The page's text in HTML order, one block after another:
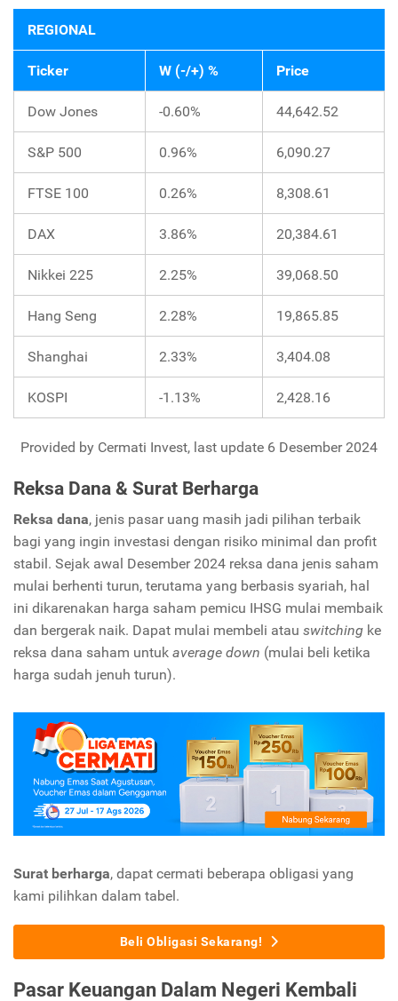
REGIONAL
Ticker W (-/+) % Price
Dow Jones -0.60% 44,642.52
S&P 500 0.96% 6,090.27
FTSE 100 0.26% 8,308.61
DAX 3.86% 20,384.61
Nikkei 225 2.25% 39,068.50
Hang Seng 2.28% 19,865.85
Shanghai 2.33% 3,404.08
KOSPI -1.13% 2,428.16
Provided by Cermati Invest, last update 6 Desember 2024
Reksa Dana & Surat Berharga
Reksa dana, jenis pasar uang masih jadi pilihan terbaik
bagi yang ingin investasi dengan risiko minimal dan profit
stabil. Sejak awal Desember 2024 reksa dana jenis saham
mulai berhenti turun, terutama yang berbasis syariah, hal
ini dikarenakan harga saham pemicu IHSG mulai membaik
dan bergerak naik. Dapat mulai membeli atau switching ke
reksa dana saham untuk average down (mulai beli ketika
harga sudah jenuh turun).
Surat berharga, dapat cermati beberapa obligasi yang
kami pilihkan dalam tabel.
Beli Obligasi Sekarang!
Pasar Keuangan Dalam Negeri Kembali